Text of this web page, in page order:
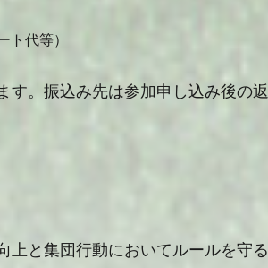
ト代等）
。振込み先は参加申し込み後の返
上と集団行動においてルールを守る